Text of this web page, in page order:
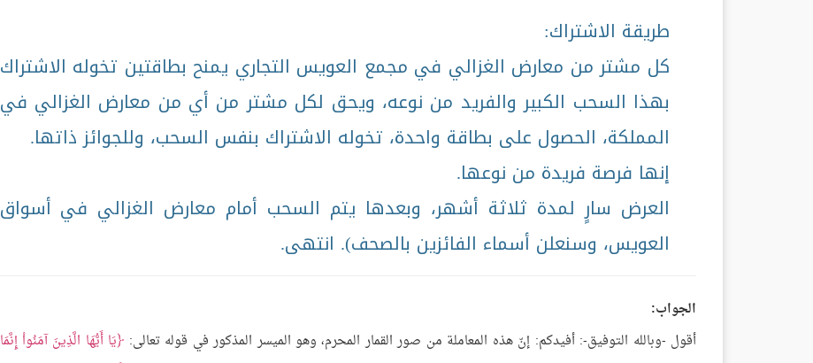
طريقة الاشتراك:
كل مشتر من معارض الغزالي في مجمع العويس التجاري يمنح بطاقتين تخوله الاشتراك
بهذا السحب الكبير والفريد من نوعه، ويحق لكل مشتر من أي من معارض الغزالي في
المملكة، الحصول على بطاقة واحدة، تخوله الاشتراك بنفس السحب، وللجوائز ذاتها.
إنها فرصة فريدة من نوعها.
العرض سارٍ لمدة ثلاثة أشهر، وبعدها يتم السحب أمام معارض الغزالي في أسواق
العويس، وسنعلن أسماء الفائزين بالصحف). انتهى.
الجواب:
أقول -وبالله التوفيق-: أفيدكم: إنّ هذه المعاملة من صور القمار المحرم، وهو الميسر المذكور في قوله تعالى: يَا أَيُّهَا الَّذِينَ آمَنُواْ إِنَّمَا